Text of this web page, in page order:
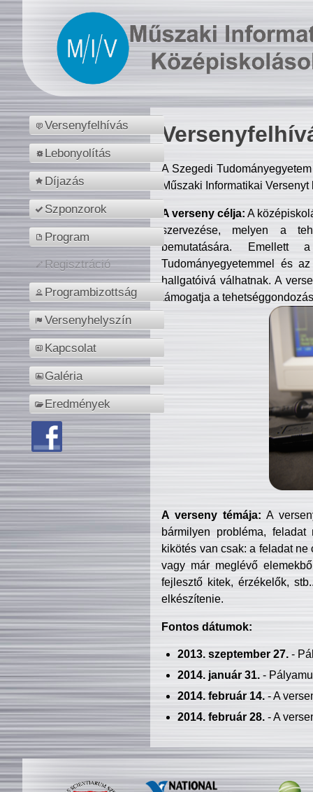
Versenyfelhívás
Lebonyolítás
Díjazás
Szponzorok
Program
Regisztráció
Programbizottság
Versenyhelyszín
Kapcsolat
Galéria
Eredmények
A Szegedi
Műszaki Informatikai
A verseny célja: A
szervezése, melyen a
bemutatására. Emellett
Tudományegyetemmel és
hallgatóivá válhatnak. A
támogatja a
A verseny témája: A
bármilyen probléma, feladat
kikötés van csak: a feladat
vagy már meglévő
fejlesztő kitek, érzékelők,
elkészítenie.
Fontos dátumok:
2013. szeptember 27.-
2014. január 31.-
2014. február 14.- A
2014. február 28.- A